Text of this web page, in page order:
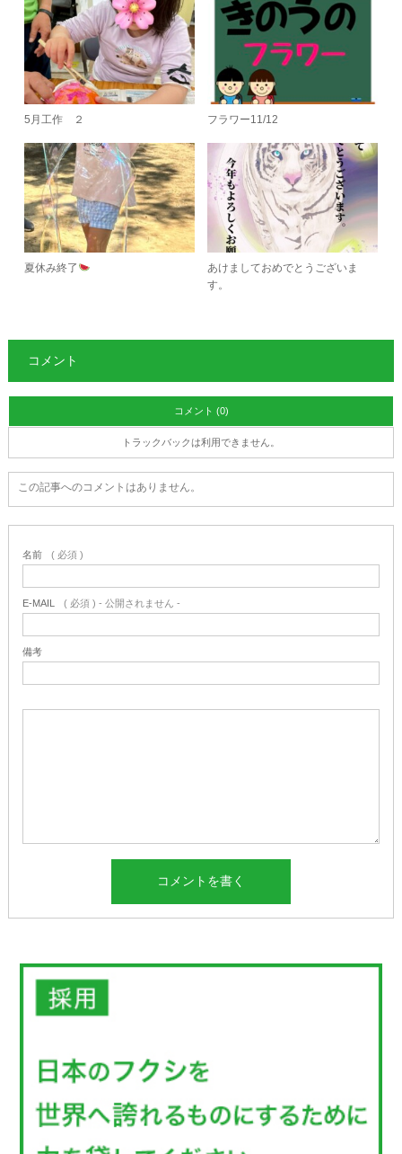
5月工作 ２ フラワー11/12
夏休み終了
あけましておめでとうございま
す。
コメント
コメント (0)
トラックバックは利用できません。
この記事へのコメントはありません。
名前 ( 必須 )
E-MAIL ( 必須 ) - 公開されません -
備考